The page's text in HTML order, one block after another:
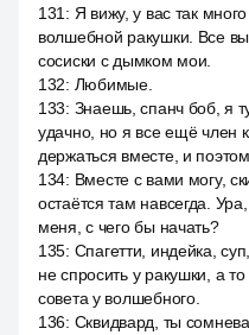
131 : Я вижу, у вас так
волшебной ракушки. Все
сосиски с дымком мои.
132: Любимые.
133: Знаешь, спанч боб, я
удачно, но я все ещё член
держаться вместе, и
134: Вместе с вами могу,
остаётся там навсегда.
меня, с чего бы начать?
135: Спагетти, индейка,
не спросить у ракушки, а
совета у волшебного.
136: Сквидвард, ты